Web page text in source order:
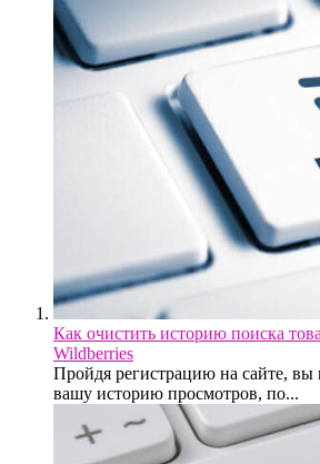
Как очистить историю поиска
Wildberries
Пройдя регистрацию на сайте, вы
вашу историю просмотров, по...